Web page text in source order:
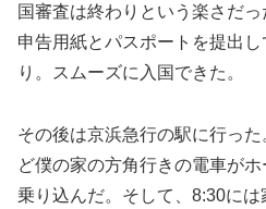
国審査は終わりという楽さだ
申告用紙とパスポートを提出
り。スムーズに入国できた。
その後は京浜急行の駅に行っ
ど僕の家の方角行きの電車がホ
乗り込んだ。そして、8:30に